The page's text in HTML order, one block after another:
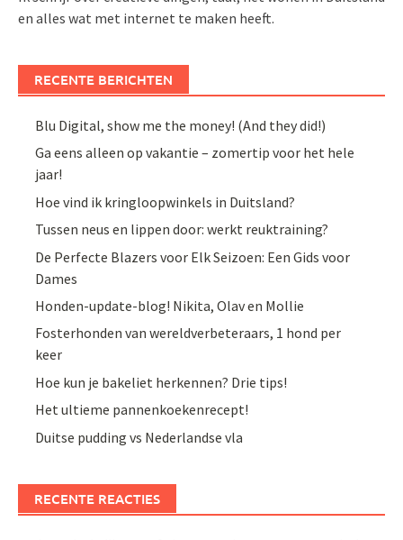
en alles wat met internet te maken heeft.
RECENTE BERICHTEN
Blu Digital, show me the money! (And they did!)
Ga eens alleen op vakantie – zomertip voor het hele
jaar!
Hoe vind ik kringloopwinkels in Duitsland?
Tussen neus en lippen door: werkt reuktraining?
De Perfecte Blazers voor Elk Seizoen: Een Gids voor
Dames
Honden-update-blog! Nikita, Olav en Mollie
Fosterhonden van wereldverbeteraars, 1 hond per
keer
Hoe kun je bakeliet herkennen? Drie tips!
Het ultieme pannenkoekenrecept!
Duitse pudding vs Nederlandse vla
RECENTE REACTIES